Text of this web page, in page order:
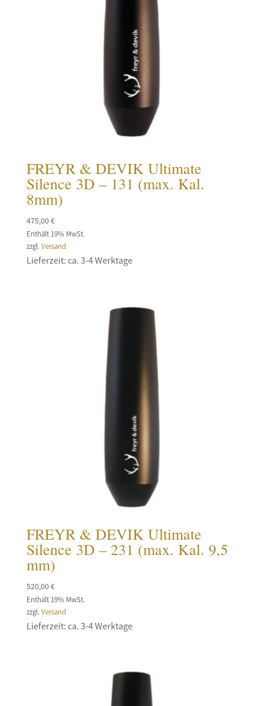
FREYR & DEVIK Ultimate
Silence 3D – 131 (max. Kal.
8mm)
475,00€
Enthält 19% MwSt.
zzgl. Versand
Lieferzeit: ca. 3-4 Werktage
FREYR & DEVIK Ultimate
Silence 3D – 231 (max. Kal. 9,5
mm)
520,00€
Enthält 19% MwSt.
zzgl. Versand
Lieferzeit: ca. 3-4 Werktage